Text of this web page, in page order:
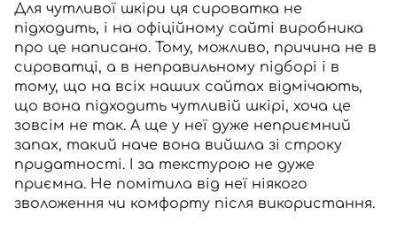
Для чутливої шкіри ця сироватка не
підходить, і на офіційному сайті виробника
про це написано. Тому, можливо, причина не в
сироватці, а в неправильному підборі і в
тому, що на всіх наших сайтах відмічають,
що вона підходить чутливій шкірі, хоча це
зовсім не так. А ще у неї дуже неприємний
запах, такий наче вона вийшла зі строку
придатності. І за текстурою не дуже
приємна. Не помітила від неї ніякого
зволоження чи комфорту після використання.